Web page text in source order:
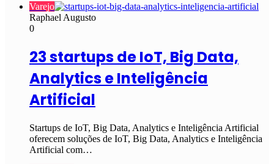
Varejo
Raphael Augusto
0
23 startups de IoT, Big Data,
Analytics e Inteligência
Artificial
Startups de IoT, Big Data, Analytics e Inteligência Artificial
oferecem soluções de IoT, Big Data, Analytics e Inteligência
Artificial com…